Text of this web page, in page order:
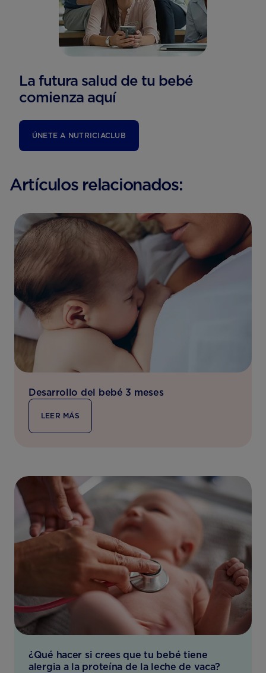
La futura salud de tu bebé
comienza aquí
ÚNETE A NUTRICIACLUB
Artículos relacionados:
Desarrollo del bebé 3 meses
LEER MÁS
¿Qué hacer si crees que tu bebé tiene
alergia a la proteína de la leche de vaca?